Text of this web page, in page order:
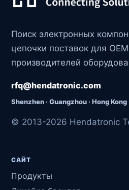
Поиск электронных
цепочки поставок для
производителей
rfq@hendatronic.com
Shenzhen · Guangzhou · Hong Kong
© 2013-2026 Hendatronic
САЙТ
Продукты